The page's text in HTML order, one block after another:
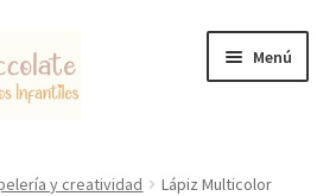
Menú
y creatividad
Lápiz Multicolor